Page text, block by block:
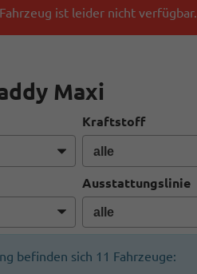
ist leider nicht verfügbar.
Maxi
Kraftstoff
Ausstattungslinie
befinden sich 11 Fahrzeuge: